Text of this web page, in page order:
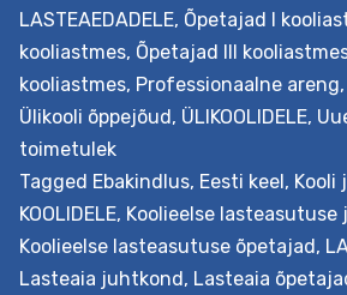
LASTEAEDADELE, Õpetajad I
kooliastmes, Õpetajad III
kooliastmes, Professionaalne areng,
Ülikooli õppejõud, ÜLIKOOLIDELE,
toimetulek
Tagged Ebakindlus, Eesti keel, Kooli
KOOLIDELE, Koolieelse lasteasutuse
Koolieelse lasteasutuse õpetajad,
Lasteaia juhtkond, Lasteaia